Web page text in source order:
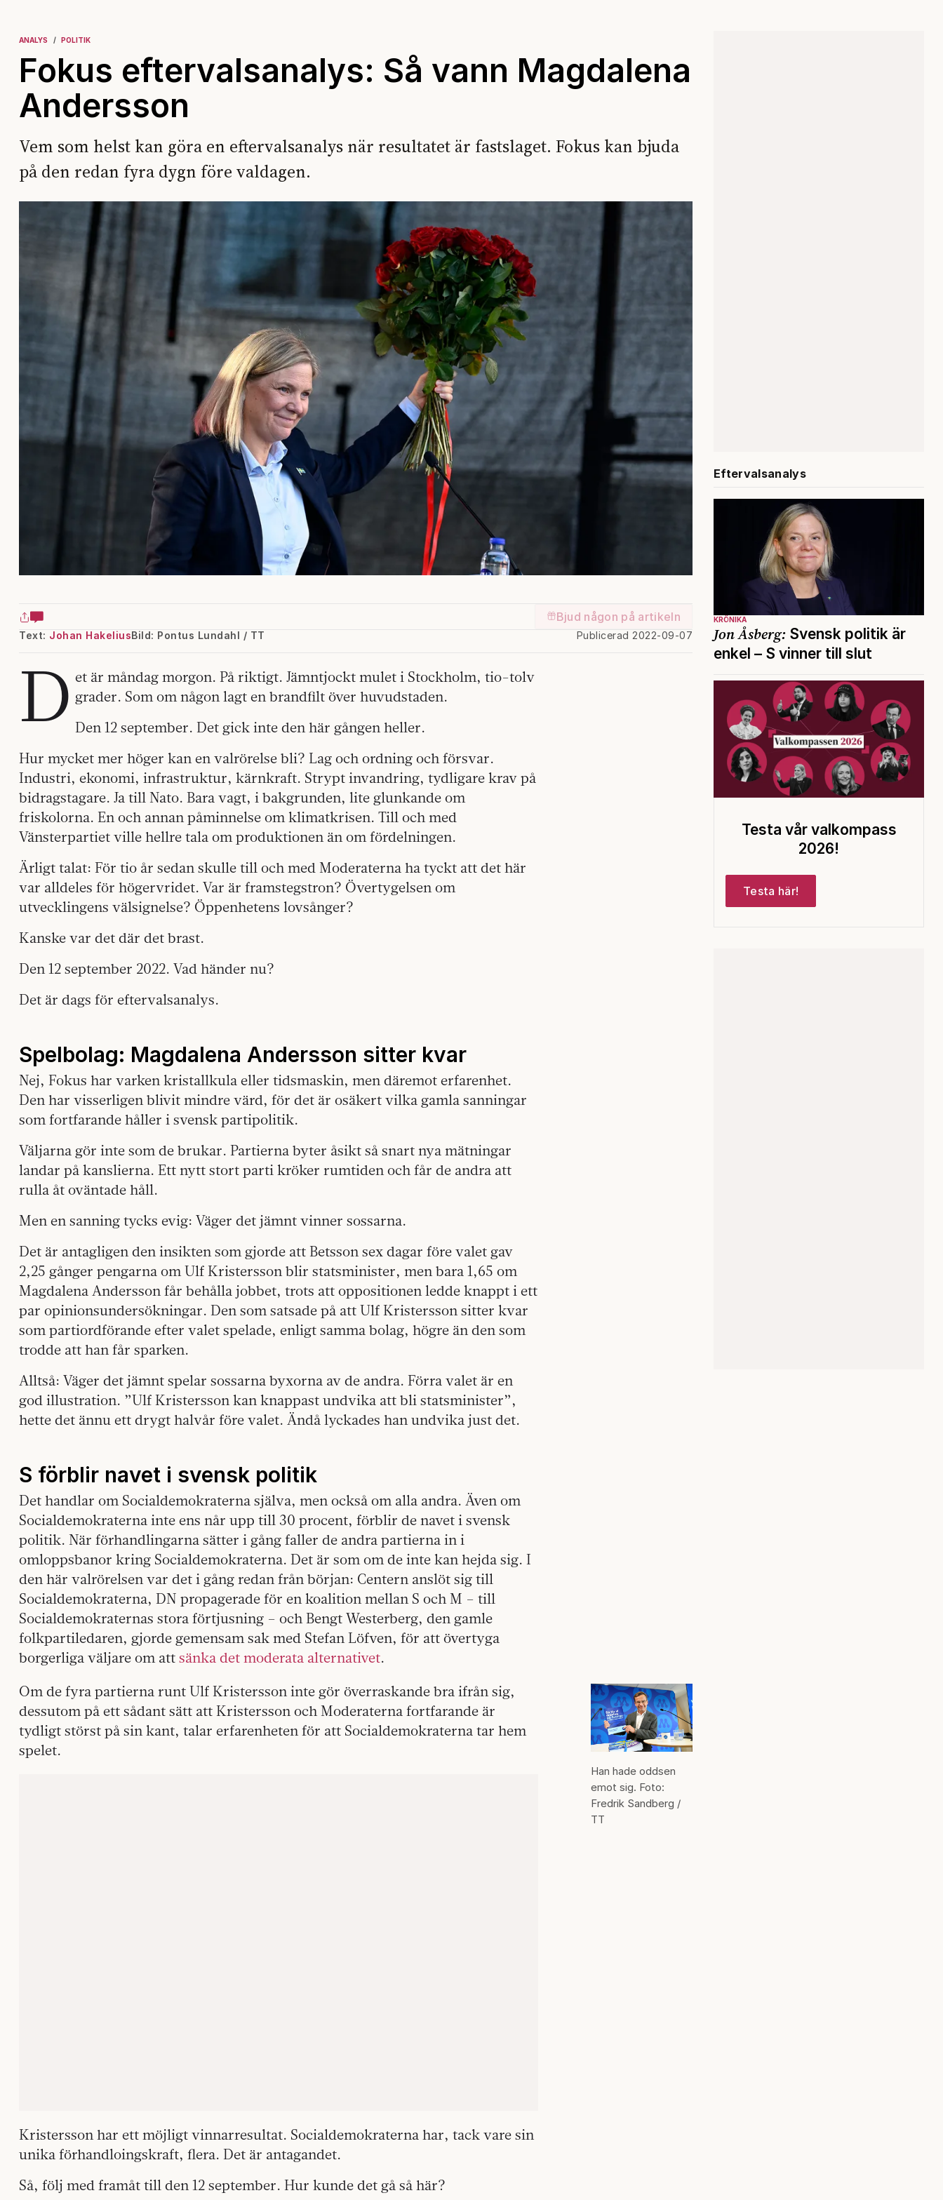
ANALYS POLITIK
Fokus eftervalsanalys: Så vann Magdalena
Andersson
Vem som helst kan göra en eftervalsanalys när resultatet är fastslaget. Fokus kan bjuda
på den redan fyra dygn före valdagen.
Bjud någon på artikeln
Text: Johan Hakelius Publicerad 2022-09-07
Bild: Pontus Lundahl / TT
D et är måndag morgon. På riktigt. Jämntjockt mulet i Stockholm, tio-tolv
grader. Som om någon lagt en brandfilt över huvudstaden.
Den 12 september. Det gick inte den här gången heller.
Hur mycket mer höger kan en valrörelse bli? Lag och ordning och försvar.
Industri, ekonomi, infrastruktur, kärnkraft. Strypt invandring, tydligare krav på
bidragstagare. Ja till Nato. Bara vagt, i bakgrunden, lite glunkande om
friskolorna. En och annan påminnelse om klimatkrisen. Till och med
Vänsterpartiet ville hellre tala om produktionen än om fördelningen.
Ärligt talat: För tio år sedan skulle till och med Moderaterna ha tyckt att det här
var alldeles för högervridet. Var är framstegstron? Övertygelsen om
utvecklingens välsignelse? Öppenhetens lovsånger?
Kanske var det där det brast.
Den 12 september 2022. Vad händer nu?
Det är dags för eftervalsanalys.
Spelbolag: Magdalena Andersson sitter kvar
Nej, Fokus har varken kristallkula eller tidsmaskin, men däremot erfarenhet.
Den har visserligen blivit mindre värd, för det är osäkert vilka gamla sanningar
som fortfarande håller i svensk partipolitik.
Väljarna gör inte som de brukar. Partierna byter åsikt så snart nya mätningar
landar på kanslierna. Ett nytt stort parti kröker rumtiden och får de andra att
rulla åt oväntade håll.
Men en sanning tycks evig: Väger det jämnt vinner sossarna.
Det är antagligen den insikten som gjorde att Betsson sex dagar före valet gav
2,25 gånger pengarna om Ulf Kristersson blir statsminister, men bara 1,65 om
Magdalena Andersson får behålla jobbet, trots att oppositionen ledde knappt i ett
par opinionsundersökningar. Den som satsade på att Ulf Kristersson sitter kvar
som partiordförande efter valet spelade, enligt samma bolag, högre än den som
trodde att han får sparken.
Alltså: Väger det jämnt spelar sossarna byxorna av de andra. Förra valet är en
god illustration. ”Ulf Kristersson kan knappast undvika att bli statsminister”,
hette det ännu ett drygt halvår före valet. Ändå lyckades han undvika just det.
S förblir navet i svensk politik
Det handlar om Socialdemokraterna själva, men också om alla andra. Även om
Socialdemokraterna inte ens når upp till 30 procent, förblir de navet i svensk
politik. När förhandlingarna sätter i gång faller de andra partierna in i
omloppsbanor kring Socialdemokraterna. Det är som om de inte kan hejda sig. I
den här valrörelsen var det i gång redan från början: Centern anslöt sig till
Socialdemokraterna, DN propagerade för en koalition mellan S och M – till
Socialdemokraternas stora förtjusning – och Bengt Westerberg, den gamle
folkpartiledaren, gjorde gemensam sak med Stefan Löfven, för att övertyga
borgerliga väljare om att sänka det moderata alternativet.
Han hade oddsen
emot sig. Foto:
Fredrik Sandberg /
TT
Om de fyra partierna runt Ulf Kristersson inte gör överraskande bra ifrån sig,
dessutom på ett sådant sätt att Kristersson och Moderaterna fortfarande är
tydligt störst på sin kant, talar erfarenheten för att Socialdemokraterna tar hem
spelet.
Kristersson har ett möjligt vinnarresultat. Socialdemokraterna har, tack vare sin
unika förhandloingskraft, flera. Det är antagandet.
Så, följ med framåt till den 12 september. Hur kunde det gå så här?
Eftervalsanalys
KRÖNIKA
Jon Åsberg: Svensk politik är
enkel – S vinner till slut
Testa vår valkompass
2026!
Testa här!